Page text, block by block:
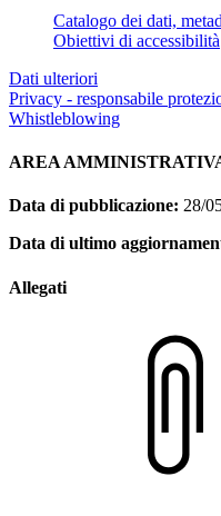
Catalogo dei dati,
Obiettivi di accessibilità
Dati ulteriori
Privacy - responsabile
Whistleblowing
AREA
Data di pubblicazione: 28/
Data di ultimo
Allegati